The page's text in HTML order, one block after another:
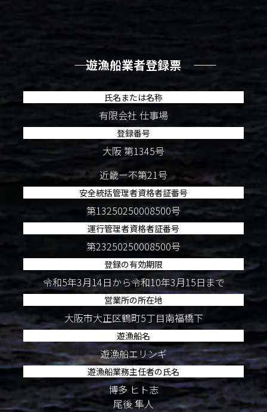
―― 遊漁船業者登録票 ――
氏名または名称
有限会社 仕事場
登録番号
大阪 第1345号
近畿ー不第21号
安全統括管理者資格者証番号
第13250250008500号
運行管理者資格者証番号
第23250250008500号
登録の有効期限
令和5年3月14日から令和10年3月15日まで
営業所の所在地
大阪市大正区鶴町5丁目南福橋下
遊漁船名
遊漁船エリンギ
遊漁船業務主任者の氏名
博多 ヒト志
尾後 隼人